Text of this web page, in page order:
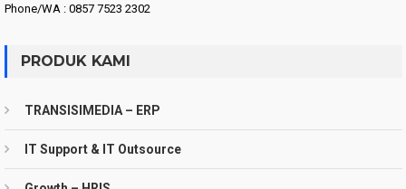
Phone/WA : 0857 7523 2302
PRODUK KAMI
TRANSISIMEDIA – ERP
IT Support & IT Outsource